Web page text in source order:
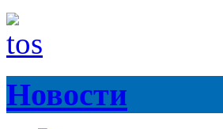
Новости